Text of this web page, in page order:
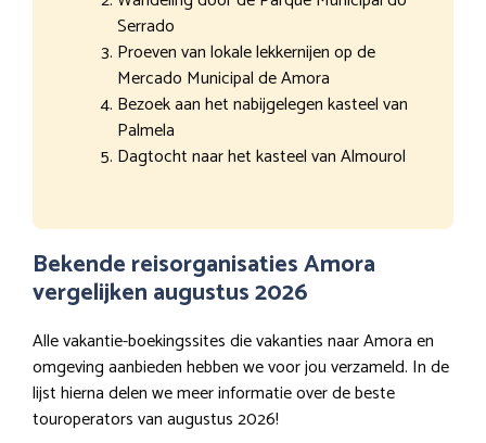
Serrado
Proeven van lokale lekkernijen op de
Mercado Municipal de Amora
Bezoek aan het nabijgelegen kasteel van
Palmela
Dagtocht naar het kasteel van Almourol
Bekende reisorganisaties Amora
vergelijken augustus 2026
Alle vakantie-boekingssites die vakanties naar Amora en
omgeving aanbieden hebben we voor jou verzameld. In de
lijst hierna delen we meer informatie over de beste
touroperators van augustus 2026!